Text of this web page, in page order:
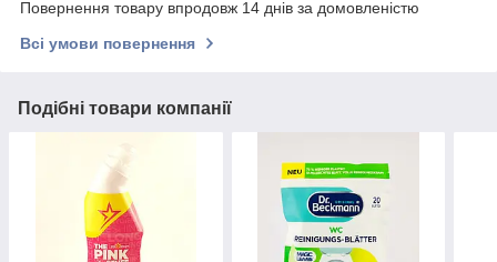
Повернення товару впродовж 14 днів за домовленістю
Всі умови повернення
Подібні товари компанії